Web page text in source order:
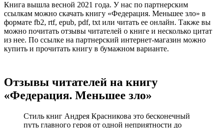
Книга вышла весной 2021 года. У нас по партнерским
ссылкам можно скачать книгу «Федерация. Меньшее зло» в
формате fb2, rtf, epub, pdf, txt или читать ее онлайн. Также вы
можно почитать отзывы читателей о книге и несколько цитат
из нее. По ссылке на партнерский интернет-магазин можно
купить и прочитать книгу в бумажном варианте.
Отзывы читателей на книгу
«Федерация. Меньшее зло»
Стиль книг Андрея Красникова это бесконечный
путь главного героя от одной неприятности до